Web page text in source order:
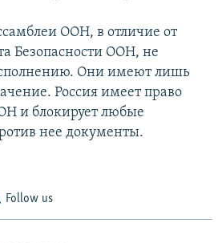
ООН, в отличие от
Безопасности ООН, не
Они имеют лишь
Россия имеет право
и блокирует любые
нее документы.
Follow us